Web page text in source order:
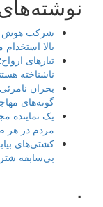
شرکت هوش
بالا
تبارهای
ناشناخته
بحران
گونه‌های
یک نماینده
مردم در هر
کشتی‌های
بی‌سابقه
.